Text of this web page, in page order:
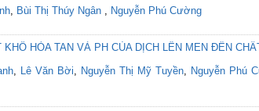
, Bùi Thị Thúy Ngân , Nguyễn Phú Cường
HÒA TAN VÀ PH CỦA DỊCH LÊN MEN ĐẾN
, Lê Văn Bời, Nguyễn Thị Mỹ Tuyền, Nguyễn Phú